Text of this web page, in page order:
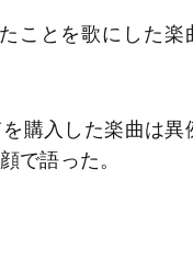
ことを歌にした楽
購入した楽曲は異
で語った。